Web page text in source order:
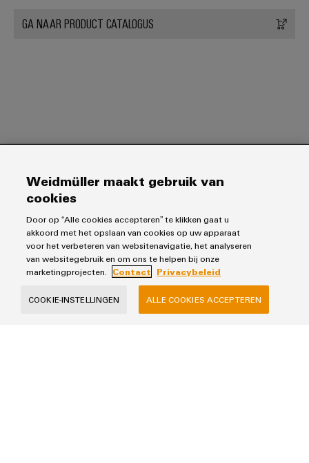
GA NAAR PRODUCT CATALOGUS
Producten
Klemmenstroken
Relais
Voedingen
Industrial Ethernet
Besturingen & Edge
Oplossingen
Automatisering
Werkplekoplossingen
Industriële IoT
Industrial Analytics
Service
Fast Delivery Service
Verkoop
Weidmüller maakt gebruik van
cookies
Door op “Alle cookies accepteren” te klikken gaat u
akkoord met het opslaan van cookies op uw apparaat
voor het verbeteren van websitenavigatie, het analyseren
van websitegebruik en om ons te helpen bij onze
marketingprojecten.
Contact Privacybeleid
COOKIE-INSTELLINGEN ALLE COOKIES ACCEPTEREN